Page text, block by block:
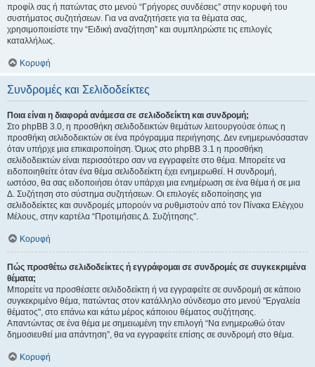
προφίλ σας ή πατώντας στο μενού “Γρήγορες συνδέσεις” στην κορυφή του
συστήματος συζητήσεων. Για να αναζητήσετε για τα θέματα σας,
χρησιμοποιείστε την “Ειδική αναζήτηση” και συμπληρώστε τις επιλογές
καταλλήλως.
Κορυφή
Συνδρομές και Σελιδοδείκτες
Ποια είναι η διαφορά ανάμεσα σε σελιδοδείκτη και συνδρομή;
Στο phpBB 3.0, η προσθήκη σελιδοδεικτών θεμάτων λειτουργούσε όπως η
προσθήκη σελιδοδεικτών σε ένα πρόγραμμα περιήγησης. Δεν ενημερωνόσασταν
όταν υπήρχε μια επικαιροποίηση. Όμως στο phpBB 3.1 η προσθήκη
σελιδοδεικτών είναι περισσότερο σαν να εγγραφείτε στο θέμα. Μπορείτε να
ειδοποιηθείτε όταν ένα θέμα σελιδοδείκτη έχει ενημερωθεί. Η συνδρομή,
ωστόσο, θα σας ειδοποιήσει όταν υπάρχει μια ενημέρωση σε ένα θέμα ή σε μια
Δ. Συζήτηση στο σύστημα συζητήσεων. Οι επιλογές ειδοποίησης για
σελιδοδείκτες και συνδρομές μπορούν να ρυθμιστούν από τον Πίνακα Ελέγχου
Μέλους, στην καρτέλα “Προτιμήσεις Δ. Συζήτησης”.
Κορυφή
Πώς προσθέτω σελιδοδείκτες ή εγγράφομαι σε συνδρομές σε συγκεκριμένα
θέματα;
Μπορείτε να προσθέσετε σελιδοδείκτη ή να εγγραφείτε σε συνδρομή σε κάποιο
συγκεκριμένο θέμα, πατώντας στον κατάλληλο σύνδεσμο στο μενού "Εργαλεία
θέματος", στο επάνω και κάτω μέρος κάποιου θέματος συζήτησης.
Απαντώντας σε ένα θέμα με σημειωμένη την επιλογή “Να ενημερωθώ όταν
δημοσιευθεί μια απάντηση”, θα να εγγραφείτε επίσης σε συνδρομή στο θέμα.
Κορυφή